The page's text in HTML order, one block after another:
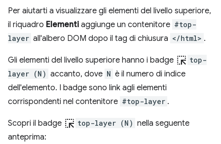
Per aiutarti a visualizzare gli elementi del livello superiore,
il riquadro Elementi aggiunge un contenitore #top-
layer all'albero DOM dopo il tag di chiusura </html> .
Gli elementi del livello superiore hanno i badge ink_selection top-
layer (N) accanto, dove N è il numero di indice
dell'elemento. I badge sono link agli elementi
corrispondenti nel contenitore #top-layer .
Scopri il badge ink_selection top-layer (N) nella seguente
anteprima: